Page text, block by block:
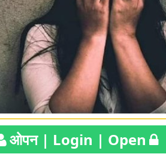
ओपन | Login | Open